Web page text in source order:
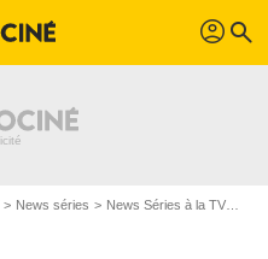
profil search
News séries News Séries à la TV